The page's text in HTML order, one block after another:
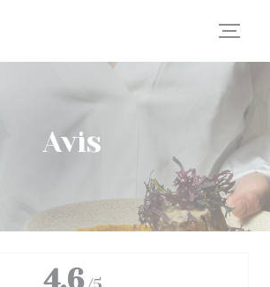
choix en matière de cookies
Avis
4.6